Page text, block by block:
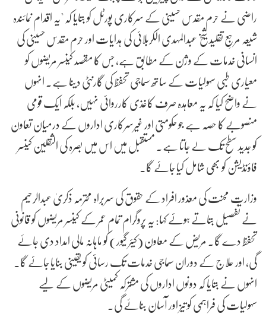
راضی نے حرم مقدس حسینی کے سرکاری پورٹل کو بتایا کہ "یہ اقدام نمائندہ
شیعہ مرجعِ تقلید شیخ عبدالمہدی الکربلائی کی ہدایات اور حرم مقدس حسینی کی
انسانی خدمات کے وژن کے مطابق ہے، جس کا مقصد کینسر مریضوں کو
معیاری طبی سہولیات کے ساتھ سماجی تحفظ کی گارنٹی دینا ہے۔ انہوں
نے واضح کیا کہ یہ معاہدہ صرف کاغذی کارروائی نہیں، بلکہ ایک قومی
منصوبے کا حصہ ہے جو حکومتی اور غیرسرکاری اداروں کے درمیان تعاون
کو جدید سطح تک لے جاتا ہے۔ مستقبل میں اس میں بصرہ کی الثقلین کینسر
فاؤنڈیشن کو بھی شامل کیا جائے گا۔
وزارتِ محنت کی معذور افراد کے حقوق کی سربراہ محترمہ ذکریٰ عبدالرحیم
نے تفصیل بتاتے ہوئے کہا: یہ پروگرام تمام عمر کے کینسر مریضوں کو قانونی
تحفظ دے گا۔ مریض کے معاون (کیئر گیور) کو ماہانہ مالی امداد دی جائے
گی، اور علاج کے دوران سماجی خدمات تک رسائی کو یقینی بنایا جائے گا۔
انہوں نے بتایا کہ دونوں اداروں کی مشترکہ کمیٹی مریضوں کے لیے
سہولیات کی فراہمی کو تیز اور آسان بنائے گی۔